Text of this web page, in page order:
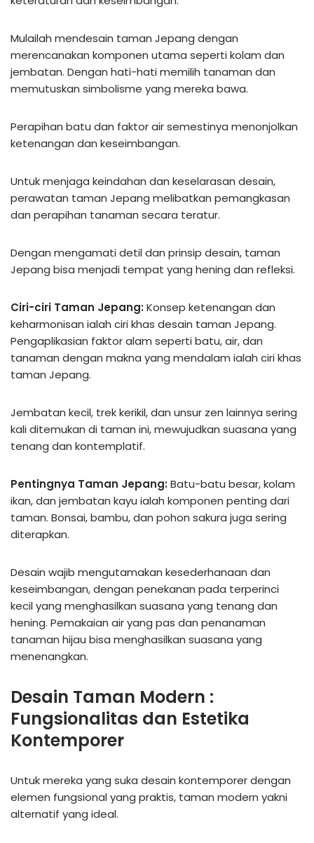
Mulailah mendesain taman Jepang dengan
merencanakan komponen utama seperti kolam dan
jembatan. Dengan hati-hati memilih tanaman dan
memutuskan simbolisme yang mereka bawa.
Perapihan batu dan faktor air semestinya menonjolkan
ketenangan dan keseimbangan.
Untuk menjaga keindahan dan keselarasan desain,
perawatan taman Jepang melibatkan pemangkasan
dan perapihan tanaman secara teratur.
Dengan mengamati detil dan prinsip desain, taman
Jepang bisa menjadi tempat yang hening dan refleksi.
Ciri-ciri Taman Jepang: Konsep ketenangan dan
keharmonisan ialah ciri khas desain taman Jepang.
Pengaplikasian faktor alam seperti batu, air, dan
tanaman dengan makna yang mendalam ialah ciri khas
taman Jepang.
Jembatan kecil, trek kerikil, dan unsur zen lainnya sering
kali ditemukan di taman ini, mewujudkan suasana yang
tenang dan kontemplatif.
Pentingnya Taman Jepang: Batu-batu besar, kolam
ikan, dan jembatan kayu ialah komponen penting dari
taman. Bonsai, bambu, dan pohon sakura juga sering
diterapkan.
Desain wajib mengutamakan kesederhanaan dan
keseimbangan, dengan penekanan pada terperinci
kecil yang menghasilkan suasana yang tenang dan
hening. Pemakaian air yang pas dan penanaman
tanaman hijau bisa menghasilkan suasana yang
menenangkan.
Desain Taman Modern :
Fungsionalitas dan Estetika
Kontemporer
Untuk mereka yang suka desain kontemporer dengan
elemen fungsional yang praktis, taman modern yakni
alternatif yang ideal.